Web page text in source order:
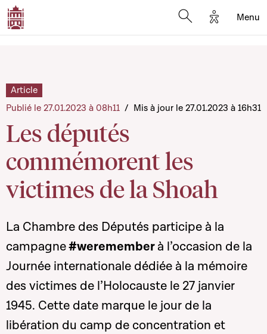
Options
Menu
Les députés
commémorent les
victimes de la Shoah
Article
Publié le 27.01.2023 à 08h11 / Mis à jour le 27.01.2023 à 16h31
La Chambre des Députés participe à la
campagne#werememberà l’occasion de la
Journée internationale dédiée à la mémoire
des victimes de l’Holocauste le 27 janvier
1945. Cette date marque le jour de la
libération du camp de concentration et